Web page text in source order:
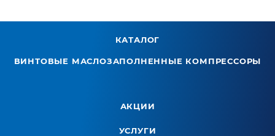
КАТАЛОГ
ВИНТОВЫЕ МАСЛОЗАПОЛНЕННЫЕ КОМПРЕССОРЫ
АКЦИИ
УСЛУГИ